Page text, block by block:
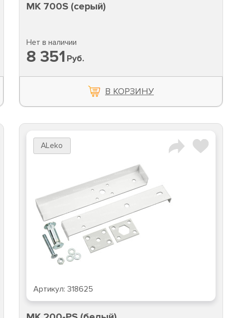
MK 700S (серый)
Нет в наличии
8 351 Руб.
В КОРЗИНУ
ALeko
Артикул: 318625